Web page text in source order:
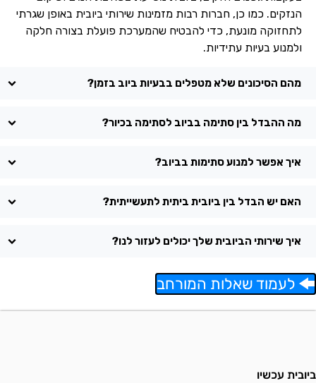
הנזקים. כמו כן, חברות רבות מזמינות שירותי ביובית באופן שגרתי
לתחזוקה מונעת, כדי להבטיח שהמערכת פועלת בצורה חלקה
ולמנוע בעיות עתידיות.
מהם הסיכונים שלא מטפלים בבעיות ביוב בזמן?
מה ההבדל בין סתימה בביוב לסתימה בכיור?
איך אפשר למנוע סתימות בביוב?
האם יש הבדל בין ביובית ביתית לתעשייתית?
איך שירותי הביובית שלך יכולים לעזור לנו?
לעמוד שאלות המורחב
עכשיו